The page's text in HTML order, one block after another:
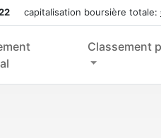
capitalisation boursière totale:
Classement